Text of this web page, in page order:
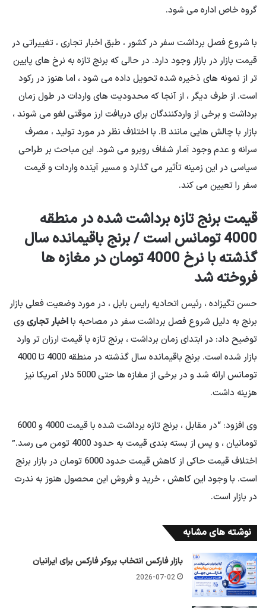
گروه خاص اداره می شود.
با شروع فصل برداشت سفر در کشور ، طبق اخبار تجاری ، تغییراتی در
قیمت بازار در بازار وجود دارد. در حالی که برنج تازه به نرخ های پایین
تر از نمونه های ذخیره شده تحویل داده می شود ، اما هنوز در رکود
است. از طرف دیگر ، از آنجا که محدودیت های واردات در طول زمان
برداشت و برخی از واردکنندگان برای دریافت ارز موقتی لغو می شوند ،
بازار با چالش هایی مانند B. با اختلاف نظر در مورد تولید ، مصرف
سرانه و عدم وجود آمار شفاف روبرو می شود. این مباحث بر طراحی
سیاسی در این زمینه تأثیر می گذارد و مسیر آینده واردات و قیمت
سفر را تعیین می کند.
قیمت برنج تازه برداشت شده در منطقه
4000 تومانس است / برنج باقیمانده سال
گذشته با نرخ 4000 تومان در مغازه ها
فروخته شد
حسن تگیزاده ، رئیس اتحادیه رایس بابل ، در مورد وضعیت فعلی بازار
برنج به دلیل شروع فصل برداشت سفر در مصاحبه بااخبار تجاریوی
توضیح داد: در ابتدای زمان برداشت ، برنج تازه با قیمت ارزان تر وارد
بازار شده است. برنج باقیمانده سال گذشته در منطقه 4000 تا 4000
تومانس ارائه شد و در برخی از مغازه ها حتی 5000 دلار آمریکا نیز
هزینه داشت.
وی افزود: “در مقابل ، برنج تازه برداشت شده با قیمت 4000 و 6000
تومانیان ، و پس از بسته بندی قیمت به حدود 4000 تومن می رسد.”
اختلاف قیمت حاکی از کاهش قیمت حدود 6000 تومان در بازار برنج
است. با وجود این کاهش ، خرید و فروش این محصول هنوز به ندرت
در بازار است.
نوشته های مشابه
بازار فارکس انتخاب بروکر فارکس برای ایرانیان
2026-07-02